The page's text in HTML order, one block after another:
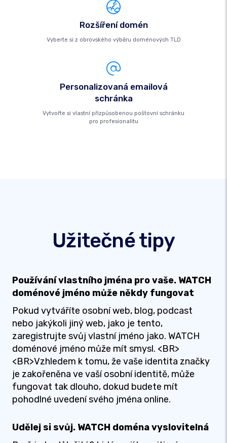
Rozšíření domén
Vyberte si z obrovského výběru doménových TLD
Personalizovaná emailová
schránka
Vytvořte si vlastní přizpůsobenou poštovní schránku
pro profesionalitu
Užitečné tipy
Používání vlastního jména pro vaše. WATCH
doménové jméno může někdy fungovat
Pokud vytváříte osobní web, blog, podcast
nebo jakýkoli jiný web, jako je tento,
zaregistrujte svůj vlastní jméno jako. WATCH
doménové jméno může mít smysl. <BR>
<BR>Vzhledem k tomu, že vaše identita značky
je zakořeněna ve vaší osobní identitě, může
fungovat tak dlouho, dokud budete mít
pohodlné uvedení svého jména online.
Udělej si svůj. WATCH doména vyslovitelná